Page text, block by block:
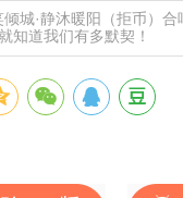
城·静沐暖阳（拒币）
知道我们有多默契！